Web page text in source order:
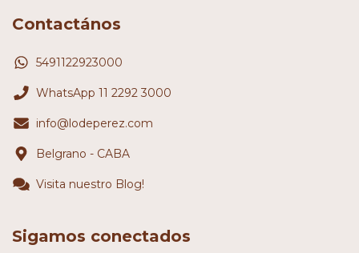
Contactános
5491122923000
WhatsApp 11 2292 3000
info@lodeperez.com
Belgrano - CABA
Visita nuestro Blog!
Sigamos conectados